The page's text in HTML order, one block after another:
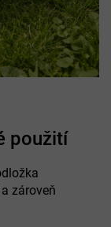
použití
zároveň